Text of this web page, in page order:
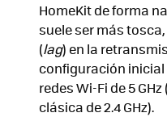
HomeKit de forma
suele ser más
(lag) en la
configuración inicial
redes Wi-Fi de 5
clásica de 2.4 GHz).